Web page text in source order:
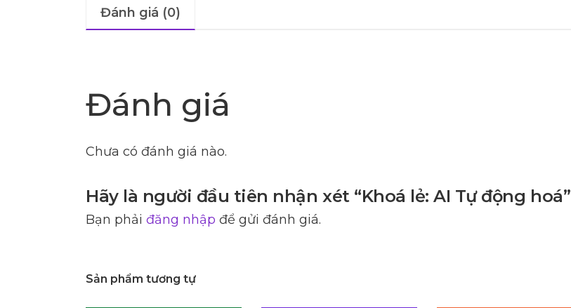
Đánh giá (0)
Đánh giá
Chưa có đánh giá nào.
Hãy là người đầu tiên nhận xét “Khoá lẻ: AI Tự động hoá”
Bạn phải đăng nhập để gửi đánh giá.
Sản phẩm tương tự